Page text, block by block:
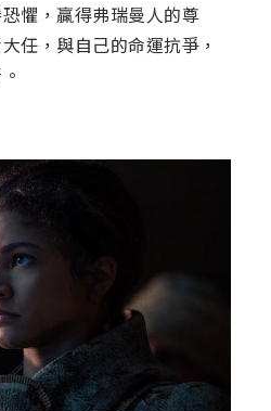
懼，贏得弗瑞曼人的尊
任，與自己的命運抗爭，